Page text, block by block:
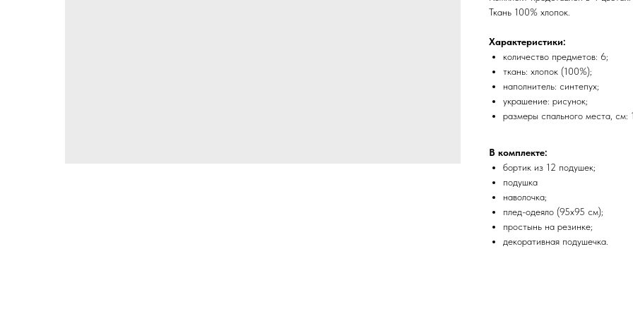
Ткань 100% хлопок.
Характеристики:
количество предметов: 6;
ткань: хлопок (100%);
наполнитель: синтепух;
украшение: рисунок;
размеры спального места, см:
В комплекте:
бортик из 12 подушек;
подушка
наволочка;
плед-одеяло (95х95 см);
простынь на резинке;
декоративная подушечка.